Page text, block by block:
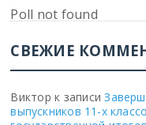
Poll not found
СВЕЖИЕ
Виктор к записи
выпускников 11-х